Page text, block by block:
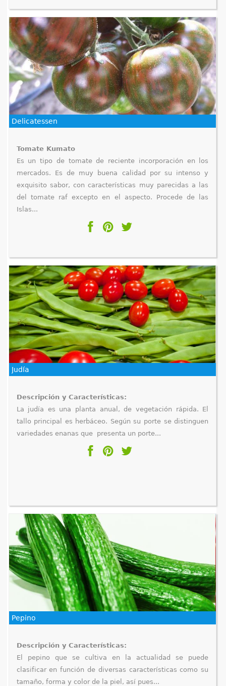
Delicatessen
Tomate Kumato
Es un tipo de tomate de reciente incorporación en los
mercados. Es de muy buena calidad por su intenso y
exquisito sabor, con características muy parecidas a las
del tomate raf excepto en el aspecto. Procede de las
Islas...
Judía
Descripción y Características:
La judía es una planta anual, de vegetación rápida. El
tallo principal es herbáceo. Según su porte se distinguen
variedades enanas que presenta un porte...
Pepino
Descripción y Características:
El pepino que se cultiva en la actualidad se puede
clasificar en función de diversas características como su
tamaño, forma y color de la piel, así pues...